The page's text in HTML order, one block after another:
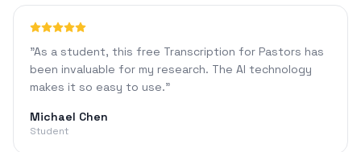
"As a student, this free Transcription for Pastors has
been invaluable for my research. The AI technology
makes it so easy to use."
Michael Chen
Student